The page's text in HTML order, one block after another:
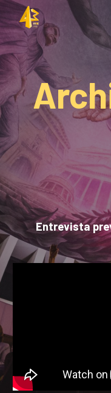
Skip to main content
Entrevista